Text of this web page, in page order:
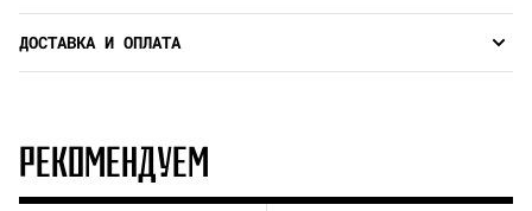
ДОСТАВКА И ОПЛАТА
РЕКОМЕНДУЕМ